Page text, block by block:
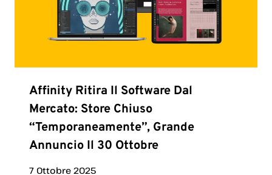
Affinity Ritira Il Software Dal
Mercato: Store Chiuso
“temporaneamente”, Grande
Annuncio Il 30 Ottobre
7 Ottobre 2025